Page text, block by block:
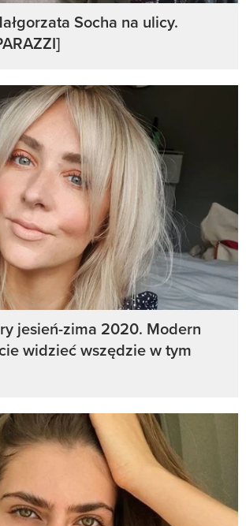
Socha na ulicy.
jesień-zima 2020. Modern
widzieć wszędzie w tym